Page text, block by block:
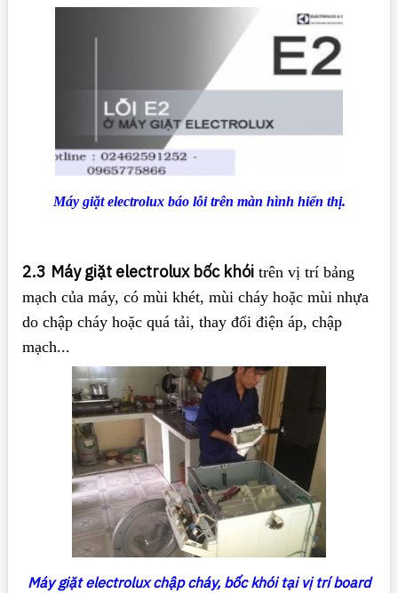
Máy giặt electrolux báo lỗi trên màn hình hiển thị.
2.3 Máy giặt electrolux bốc khói trên vị trí bảng
mạch của máy, có mùi khét, mùi cháy hoặc mùi nhựa
do chập cháy hoặc quá tải, thay đổi điện áp, chập
mạch...
Máy giặt electrolux chập cháy, bốc khói tại vị trí board